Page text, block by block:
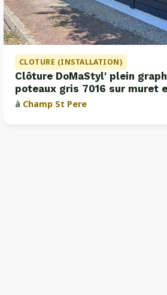
CLOTURE (INSTALLATION)
Clôture DoMaStyl' plein
poteaux gris 7016 sur muret
coulissant Classic Strong
à Champ St Pere